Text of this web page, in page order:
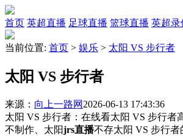
首页 英超直播 足球直播 篮球直播 英超录
当前位置: 首页 > 娱乐 > 太阳 VS 步行者
太阳 VS 步行者
来源： 向上一路网 2026-06-13 17:43:36
太阳 VS 步行者：在线看太阳 VS 步行
不制作、太阳jrs直播不存太阳 VS 步行